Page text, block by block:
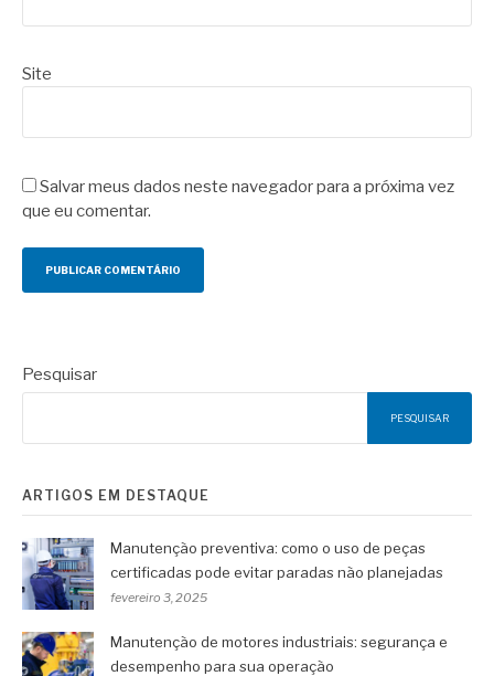
Site
Salvar meus dados neste navegador para a próxima vez
que eu comentar.
Pesquisar
PESQUISAR
ARTIGOS EM DESTAQUE
Manutenção preventiva: como o uso de peças
certificadas pode evitar paradas não planejadas
fevereiro 3, 2025
Manutenção de motores industriais: segurança e
desempenho para sua operação